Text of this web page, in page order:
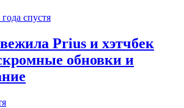
года спустя
Prius и хэтчбек
обновки и